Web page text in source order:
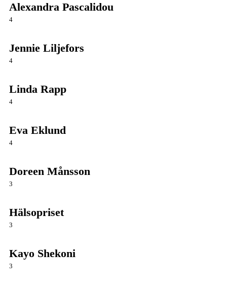
Alexandra Pascalidou
4
Jennie Liljefors
4
Linda Rapp
4
Eva Eklund
4
Doreen Månsson
3
Hälsopriset
3
Kayo Shekoni
3